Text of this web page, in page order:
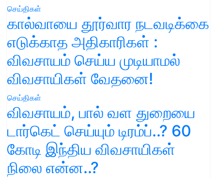
செய்திகள்
கால்வாயை தூர்வார நடவடிக்கை
எடுக்காத அதிகாரிகள் :
விவசாயம் செய்ய முடியாமல்
விவசாயிகள் வேதனை!
செய்திகள்
விவசாயம், பால் வள துறையை
டார்கெட் செய்யும் டிரம்ப்..? 60
கோடி இந்திய விவசாயிகள்
நிலை என்ன..?